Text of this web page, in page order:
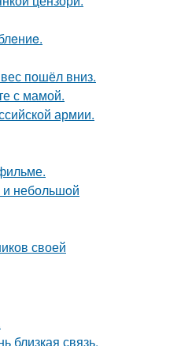
пошёл вниз.
с мамой.
армии.
и небольшoй
своей
близкая связь.